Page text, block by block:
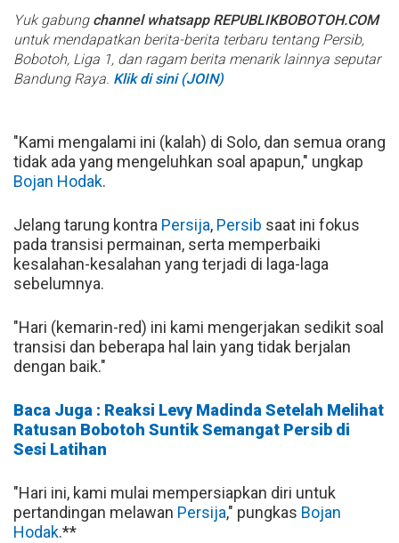
Yuk gabung channel whatsapp REPUBLIKBOBOTOH.COM
untuk mendapatkan berita-berita terbaru tentang Persib,
Bobotoh, Liga 1, dan ragam berita menarik lainnya seputar
Bandung Raya. Klik di sini (JOIN)
"Kami mengalami ini (kalah) di Solo, dan semua orang
tidak ada yang mengeluhkan soal apapun," ungkap
Bojan Hodak.
Jelang tarung kontra Persija, Persib saat ini fokus
pada transisi permainan, serta memperbaiki
kesalahan-kesalahan yang terjadi di laga-laga
sebelumnya.
"Hari (kemarin-red) ini kami mengerjakan sedikit soal
transisi dan beberapa hal lain yang tidak berjalan
dengan baik."
Baca Juga : Reaksi Levy Madinda Setelah Melihat
Ratusan Bobotoh Suntik Semangat Persib di
Sesi Latihan
"Hari ini, kami mulai mempersiapkan diri untuk
pertandingan melawan Persija," pungkas Bojan
Hodak.**